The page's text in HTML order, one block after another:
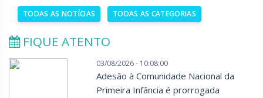
TODAS AS NOTÍCIAS TODAS AS CATEGORIAS
FIQUE ATENTO
03/08/2026 - 10:08:00
Adesão à Comunidade Nacional da
Primeira Infância é prorrogada